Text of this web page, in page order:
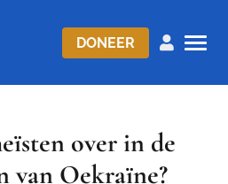
DONEER
over in de
van Oekraïne?